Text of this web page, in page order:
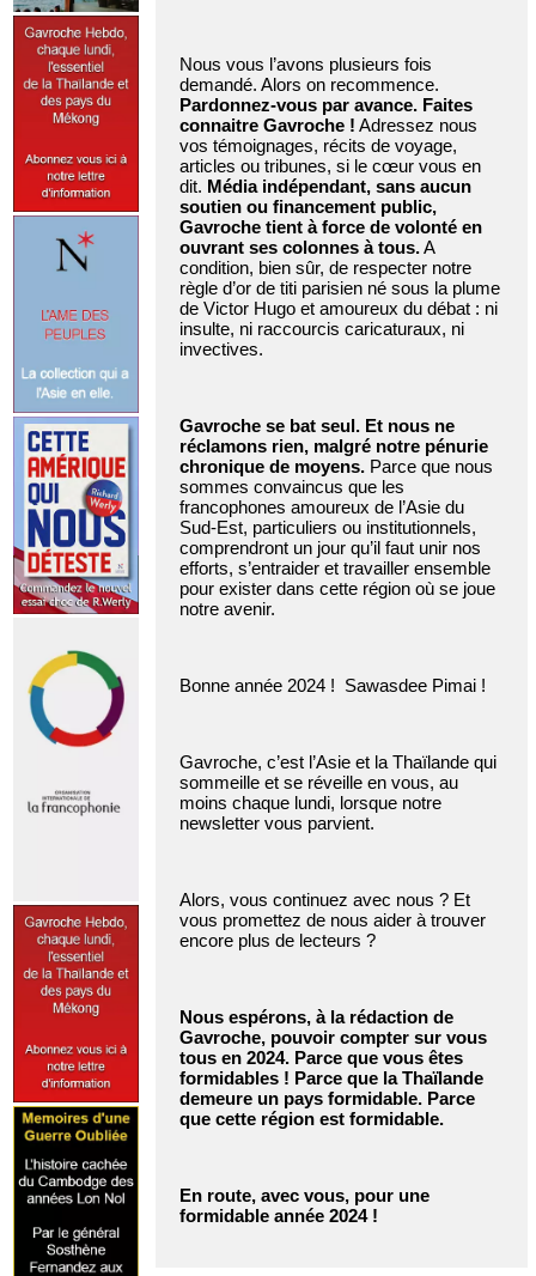
Nous vous l’avons plusieurs fois
demandé. Alors on recommence.
Pardonnez-vous par avance. Faites
connaitre Gavroche ! Adressez nous
vos témoignages, récits de voyage,
articles ou tribunes, si le cœur vous en
dit. Média indépendant, sans aucun
soutien ou financement public,
Gavroche tient à force de volonté en
ouvrant ses colonnes à tous.A
condition, bien sûr, de respecter notre
règle d’or de titi parisien né sous la plume
de Victor Hugo et amoureux du débat : ni
insulte, ni raccourcis caricaturaux, ni
invectives.
Gavroche se bat seul. Et nous ne
réclamons rien, malgré notre pénurie
chronique de moyens. Parce que nous
sommes convaincus que les
francophones amoureux de l’Asie du
Sud-Est, particuliers ou institutionnels,
comprendront un jour qu’il faut unir nos
efforts, s’entraider et travailler ensemble
pour exister dans cette région où se joue
notre avenir.
Bonne année 2024 ! Sawasdee Pimai !
Gavroche, c’est l’Asie et la Thaïlande qui
sommeille et se réveille en vous, au
moins chaque lundi, lorsque notre
newsletter vous parvient.
Alors, vous continuez avec nous ? Et
vous promettez de nous aider à trouver
encore plus de lecteurs ?
Nous espérons, à la rédaction de
Gavroche, pouvoir compter sur vous
tous en 2024. Parce que vous êtes
formidables ! Parce que la Thaïlande
demeure un pays formidable. Parce
que cette région est formidable.
En route, avec vous, pour une
formidable année 2024 !